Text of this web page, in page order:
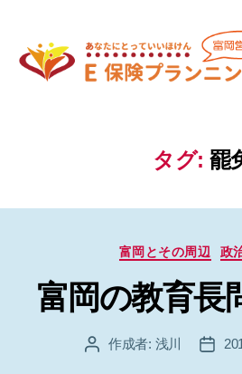
ニ
タグ: 罷
カ
ゴ
リ
富岡とその周辺 政
富岡の教育長
投 作成者: 浅川
投